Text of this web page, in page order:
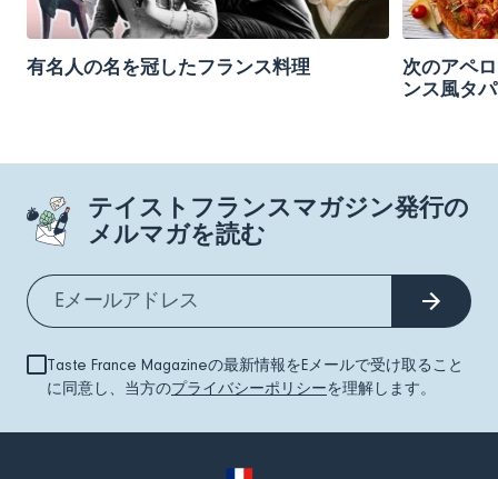
有名人の名を冠したフランス料理
次のアペ
ンス風タ
テイストフランスマガジン発行の
メルマガを読む
Taste France Magazineの最新情報をEメールで受け取ること
に同意し、当方のプライバシーポリシーを理解します。